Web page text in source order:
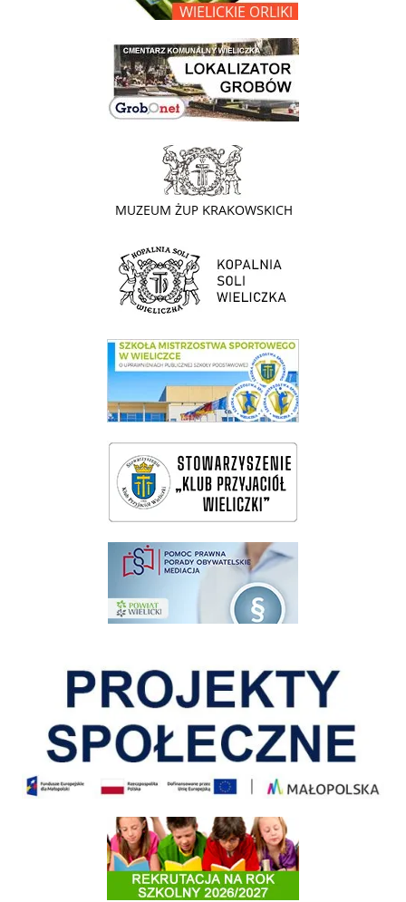
link do lokalizatora grobów na wielickim cmentarzu - grobnet
link do strony - Muzeum Żup Krakowskich Wieliczka
link do strony Kopalni Soli Wieliczka
link do SMS Wieliczka
wieliczka-wieliczanie na bis
pomoc prawna wieliczka
Informacja o terminach rekrutacji na rok szkolny 2026/2027